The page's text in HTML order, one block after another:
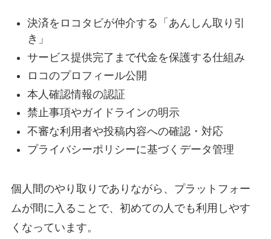
決済をロコタビが仲介する「あんしん取り引
き」
サービス提供完了まで代金を保護する仕組み
ロコのプロフィール公開
本人確認情報の認証
禁止事項やガイドラインの明示
不審な利用者や投稿内容への確認・対応
プライバシーポリシーに基づくデータ管理
個人間のやり取りでありながら、プラットフォー
ムが間に入ることで、初めての人でも利用しやす
くなっています。